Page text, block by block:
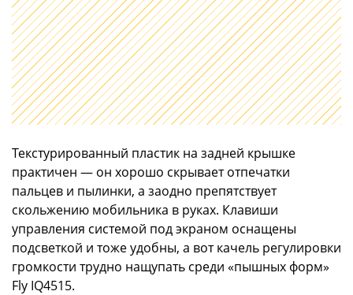
Текстурированный пластик на задней крышке
практичен — он хорошо скрывает отпечатки
пальцев и пылинки, а заодно препятствует
скольжению мобильника в руках. Клавиши
управления системой под экраном оснащены
подсветкой и тоже удобны, а вот качель регулировки
громкости трудно нащупать среди «пышных форм»
Fly IQ4515.